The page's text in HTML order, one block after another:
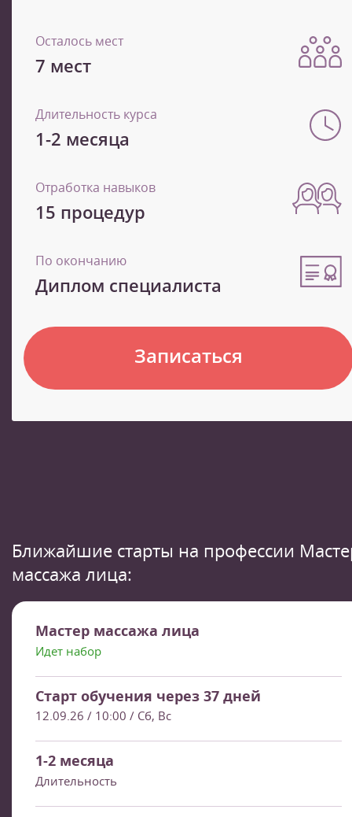
Осталось мест
7 мест
Длительность курса
1-2 месяца
Отработка навыков
15 процедур
По окончанию
Диплом специалиста
Записаться
Ближайшие старты на профессии
массажа лица:
Мастер массажа лица
Идет набор
Старт обучения через 37 дней
12.09.26 / 10:00 / Сб, Вс
1-2 месяца
Длительность